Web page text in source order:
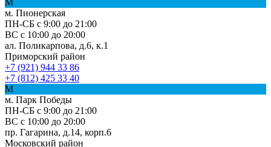
М
м. Пионерская
ПН-СБ с 9:00 до 21:00
ВС с 10:00 до 20:00
ал. Поликарпова, д.6, к.1
Приморский район
+7 (921) 944 33 86
+7 (812) 425 33 40
М
м. Парк Победы
ПН-СБ с 9:00 до 21:00
ВС с 10:00 до 20:00
пр. Гагарина, д.14, корп.6
Московский район